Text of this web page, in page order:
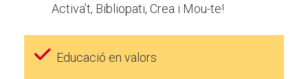
Activa’t, Bibliopati, Crea i Mou-te!
Educació en valors